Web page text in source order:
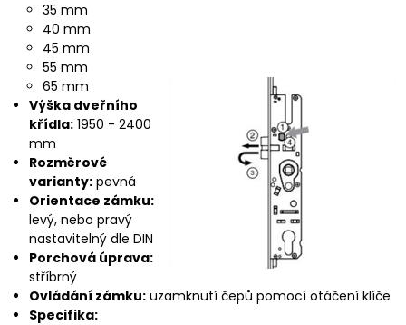
35 mm
40 mm
45 mm
55 mm
65 mm
Výška dveřního
křídla: 1950 - 2400
mm
Rozměrové
varianty: pevná
Orientace zámku:
levý, nebo pravý
nastavitelný dle DIN
Porchová úprava:
stříbrný
Ovládání zámku: uzamknutí čepů pomocí otáčení klíče
Specifika: